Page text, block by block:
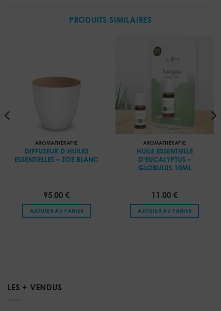
PRODUITS SIMILAIRES
AROMATHÉRAPIE
DIFFUSEUR D’HUILES
ESSENTIELLES – ZOE BLANC
95.00 €
AJOUTER AU PANIER
AROMATHÉRAPIE
HUILE ESSENTIELLE
D’EUCALYPTUS –
GLOBULUS 10ML
11.00 €
AJOUTER AU PANIER
LES + VENDUS